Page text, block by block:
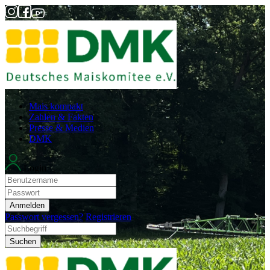
Mais kompakt
Zahlen & Fakten
Presse & Medien
DMK
Login
Anmelden
Passwort vergessen? Registrieren
Suchen